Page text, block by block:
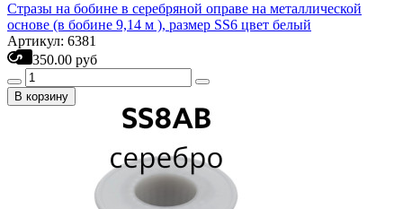
Стразы на бобине в серебряной оправе на металлической
основе (в бобине 9,14 м ), размер SS6 цвет белый
Артикул: 6381
350.00 руб
В корзину